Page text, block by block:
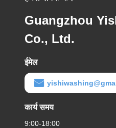
Guangzhou
Co., Ltd.
ईमेल
कार्य समय
9:00-18:00